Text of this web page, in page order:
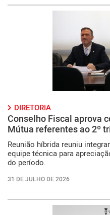
DIRETORIA
Conselho Fiscal aprova
Mútua referentes ao 2º
Reunião híbrida reuniu
equipe técnica para
do período.
31 DE JULHO DE 2026